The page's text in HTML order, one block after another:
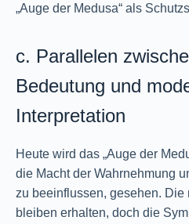
„Auge der Medusa“ als
c. Parallelen
Bedeutung und
Interpretation
Heute wird das „Auge der
die Macht der Wahrnehmung
zu beeinflussen, gesehen.
bleiben erhalten, doch die